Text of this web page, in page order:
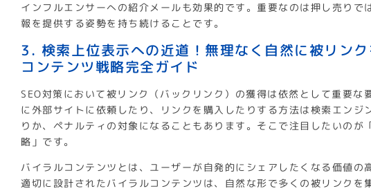
インフルエンサーへの紹介メールも効果的です。重要なのは押し売りで
報を提供する姿勢を持ち続けることです。
3. 検索上位表示への近道！無理なく自然に被リン
コンテンツ戦略完全ガイド
SEO対策において被リンク（バックリンク）の獲得は依然として重要な
に外部サイトに依頼したり、リンクを購入したりする方法は検索エンジ
りか、ペナルティの対象になることもあります。そこで注目したいのが
略」です。
バイラルコンテンツとは、ユーザーが自発的にシェアしたくなる価値の
適切に設計されたバイラルコンテンツは、自然な形で多くの被リンクを